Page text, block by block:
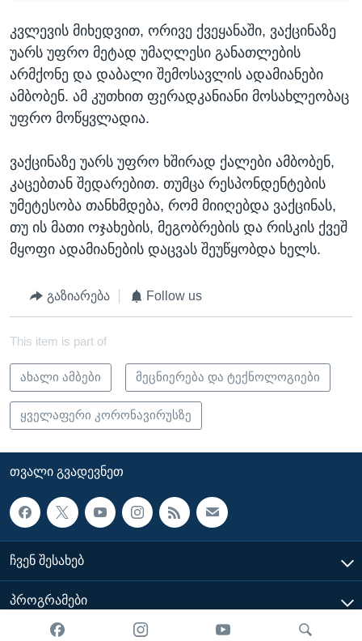
კვლევის მიხედვით, ორივე ქვეყანაში, ვაქცინაზე
უარს უფრო მეტად უმაღლესი განათლების
არმქონე და დაბალი შემოსავლის ადამიანები
ამბობენ. ამ კუთხით ფერადკანიანი მოსახლეობაც
უფრო მოწყვლადია.
ვაქცინაზე უარს უფრო ხშირად ქალები ამბობენ,
კაცებთან შედარებით. თუმცა რესპონდენტების
უმეტესობა თანხმდება, რომ მიიღებდა ვაქცინას,
თუ ის მათი ოჯახების, მეგობრების და რისკის ქვეშ
მყოფი ადამიანების დაცვას შეუწყობდა ხელს.
გაზიარება Follow us
This item is part of
ახალი ამბები მეცნიერება და ტექნოლოგიები
ყველაფერი კორონავირუსზე
ᲗᲕᲐᲚᲘ ᲒᲕᲐᲓᲔᲕᲜᲔᲗ
ᲩᲕᲔᲜ ᲨᲔᲡᲐᲮᲔᲑ
ᲞᲠᲝᲒᲠᲐᲛᲔᲑᲘ